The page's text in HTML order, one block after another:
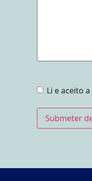
Consent*
Li e aceito a